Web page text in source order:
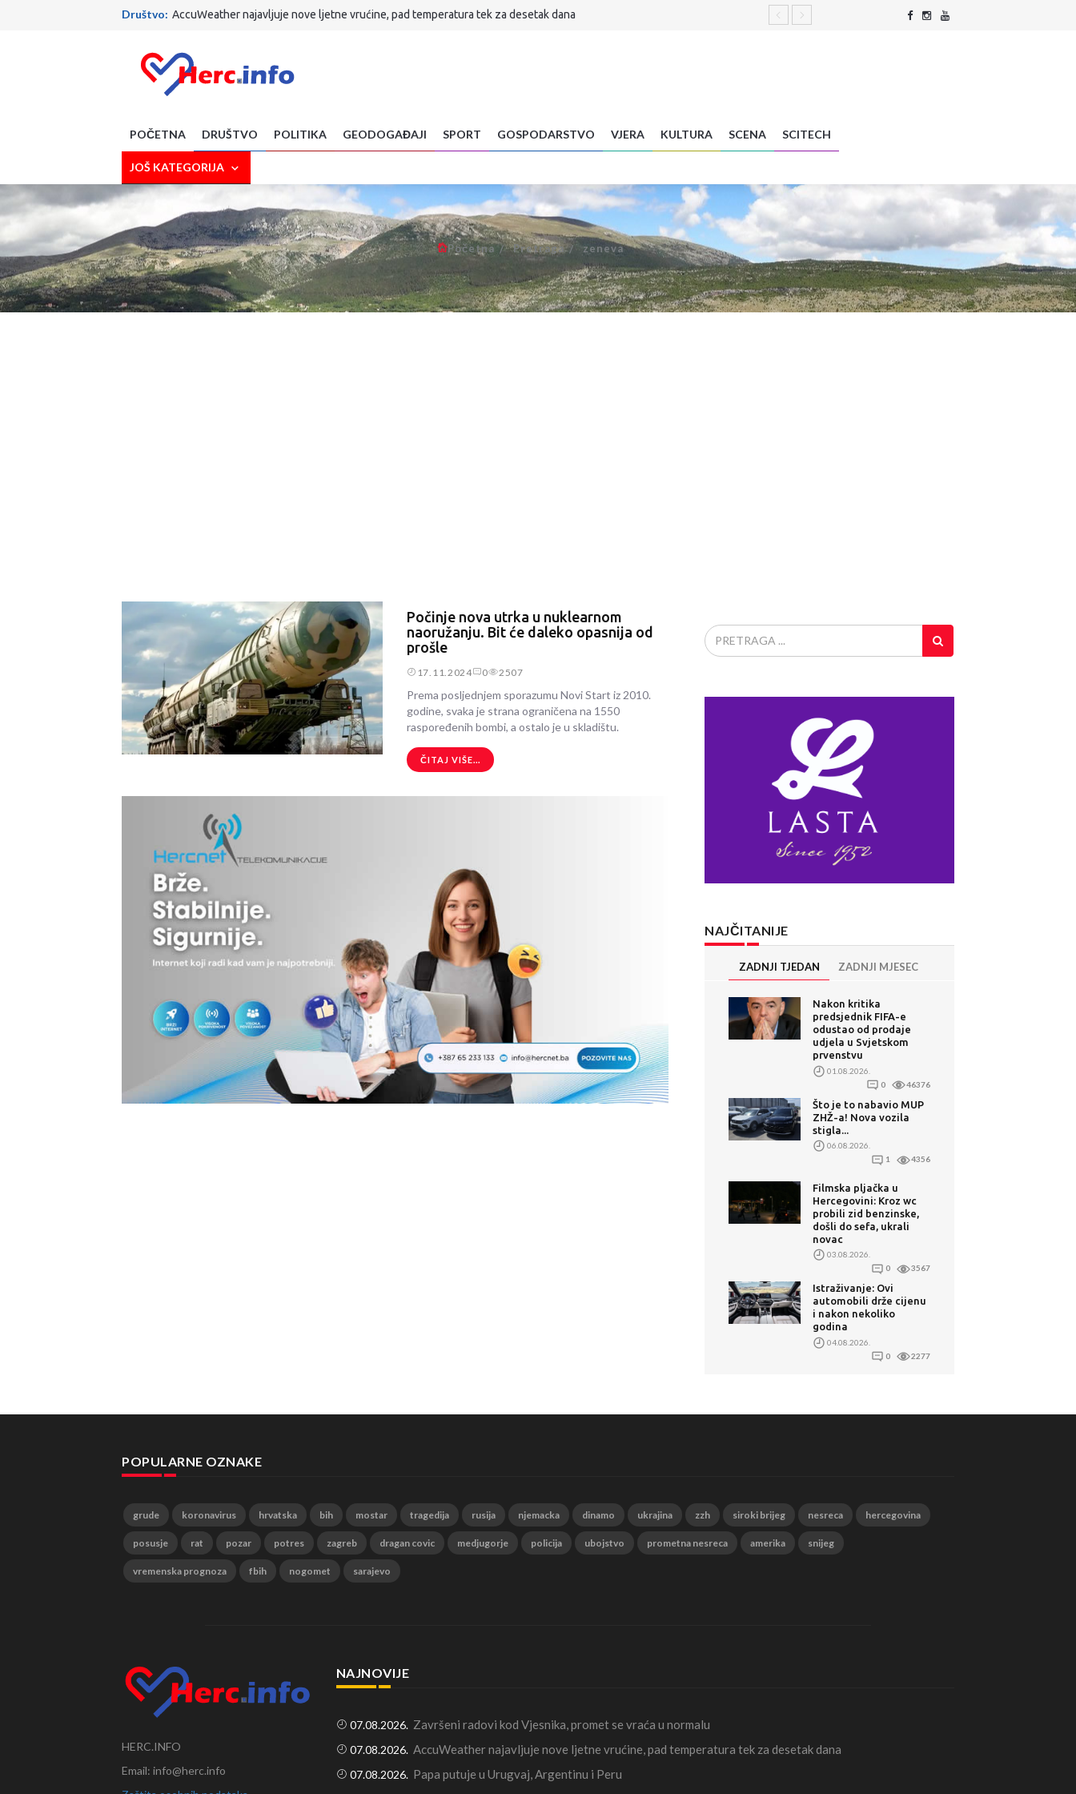
Društvo: AccuWeather najavljuje nove ljetne vrućine, pad temperatura tek za desetak dana
Crna strana: TRAGEDIJA KOD MAKARSKE: Planinar preminuo na brdu Sutvid, druga osoba spašena
Politika : Ante Šušnjar najveća je faca u Vladi RH! Evo što je sada radikalnim Srbima poručio
Društvo: Što je to nabavio MUP ZHŽ-a! Nova vozila stigla...
Sport: Evo gdje ide Dalić! S njim stiže i Ćorluka!
Sport: Završen krizni sastanak FIFA-e: Evo kakva je sudbina Infantina
Društvo:
POČETNA DRUŠTVO POLITIKA GEODOGAĐAJI SPORT GOSPODARSTVO VJERA KULTURA SCENA SCITECH
JOŠ KATEGORIJA
Početna Pretraga zeneva
Počinje nova utrka u nuklearnom
naoružanju. Bit će daleko opasnija od
prošle
17.11.2024 0 2507
Prema posljednjem sporazumu Novi Start iz 2010.
godine, svaka je strana ograničena na 1550
raspoređenih bombi, a ostalo je u skladištu.
ČITAJ VIŠE...
NAJČITANIJE
ZADNJI TJEDAN ZADNJI MJESEC
Nakon kritika
predsjednik FIFA-e
odustao od prodaje
udjela u Svjetskom
prvenstvu
01.08.2026.
0
46376
Što je to nabavio MUP
ZHŽ-a! Nova vozila
stigla...
06.08.2026.
1
4356
Filmska pljačka u
Hercegovini: Kroz wc
probili zid benzinske,
došli do sefa, ukrali
novac
03.08.2026.
0
3567
Istraživanje: Ovi
automobili drže cijenu
i nakon nekoliko
godina
04.08.2026.
0
2277
POPULARNE OZNAKE
grude koronavirus hrvatska bih mostar tragedija rusija njemacka dinamo ukrajina zzh siroki brijeg nesreca hercegovina
posusje rat pozar potres zagreb dragan covic medjugorje policija ubojstvo prometna nesreca amerika snijeg
vremenska prognoza fbih nogomet sarajevo
HERC.INFO
Email: info@herc.info
NAJNOVIJE
07.08.2026. Završeni radovi kod Vjesnika, promet se vraća u normalu
07.08.2026. AccuWeather najavljuje nove ljetne vrućine, pad temperatura tek za desetak dana
07.08.2026. Papa putuje u Urugvaj, Argentinu i Peru